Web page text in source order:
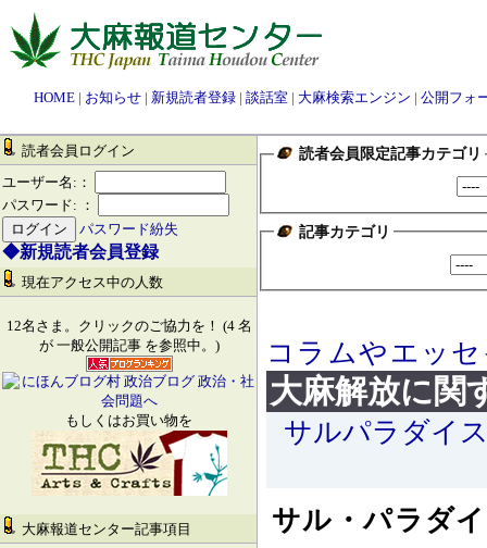
HOME | お知らせ | 新規読者登録 | 談話室 | 大麻検索エンジン | 公開フォ
読者会員ログイン
ユーザー名:：
パスワード: ：
パスワード紛失
◆新規読者会員登録
現在アクセス中の人数
12名さま。クリックのご協力を！ (4 名
が 一般公開記事 を参照中。)
もしくはお買い物を
大麻報道センター記事項目
読者会員限定記事カテゴリ
記事カテゴリ
コラムやエッ
大麻解放に関
サルパラダイ
サル・パラダ